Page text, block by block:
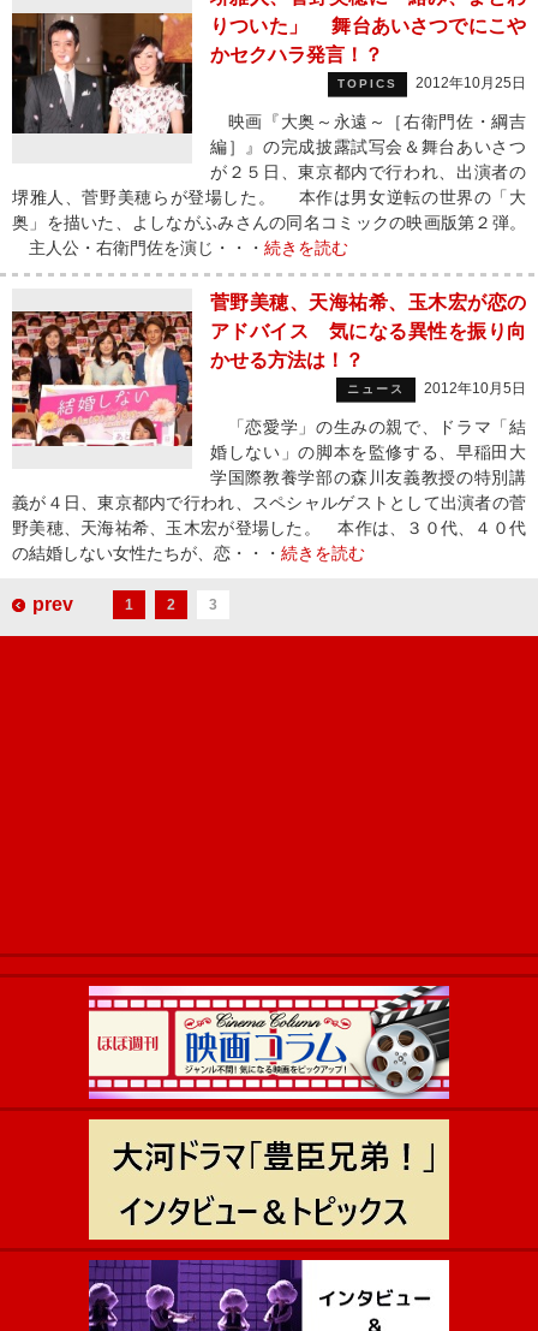
りついた」 舞台あいさつでにこや
かセクハラ発言！？
TOPICS 2012年10月25日
映画『大奥～永遠～［右衛門佐・綱吉
編］』の完成披露試写会＆舞台あいさつ
が２５日、東京都内で行われ、出演者の
堺雅人、菅野美穂らが登場した。 本作は男女逆転の世界の「大
奥」を描いた、よしながふみさんの同名コミックの映画版第２弾。
主人公・右衛門佐を演じ・・・ 続きを読む
菅野美穂、天海祐希、玉木宏が恋の
アドバイス 気になる異性を振り向
かせる方法は！？
ニュース 2012年10月5日
「恋愛学」の生みの親で、ドラマ「結
婚しない」の脚本を監修する、早稲田大
学国際教養学部の森川友義教授の特別講
義が４日、東京都内で行われ、スペシャルゲストとして出演者の菅
野美穂、天海祐希、玉木宏が登場した。 本作は、３０代、４０代
の結婚しない女性たちが、恋・・・ 続きを読む
prev 1 2 3